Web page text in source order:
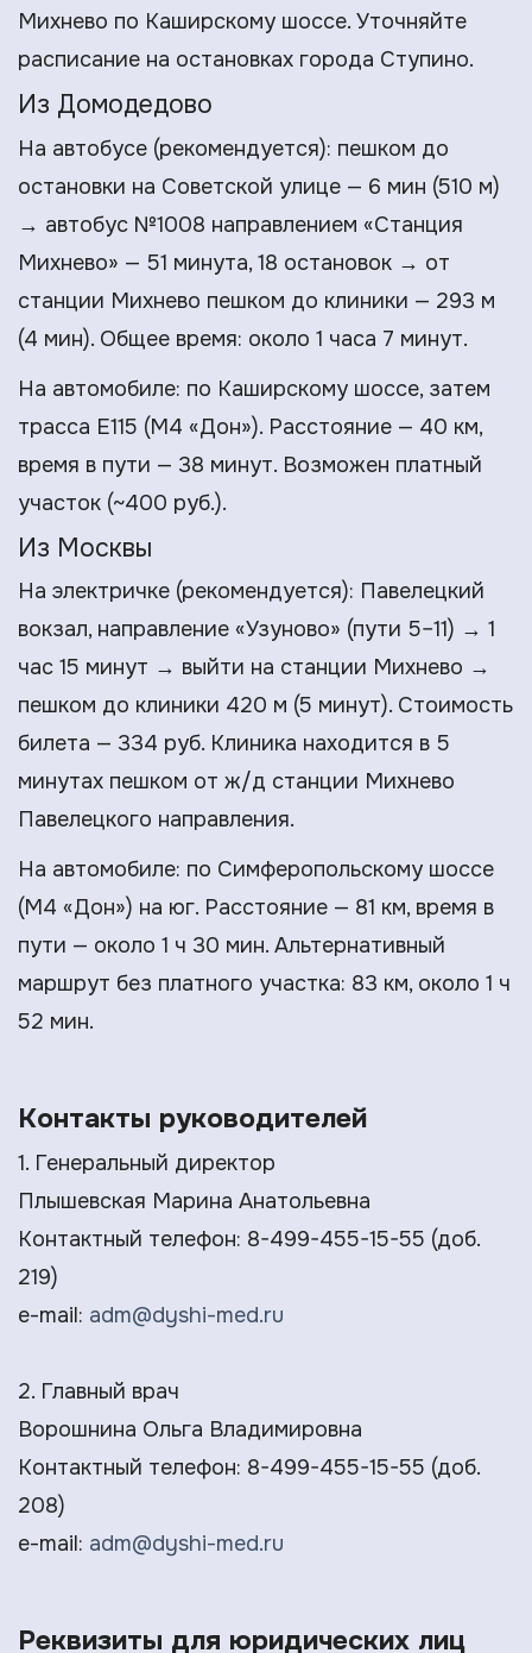
Михнево по Каширскому шоссе. Уточняйте
расписание на остановках города Ступино.
Из Домодедово
На автобусе (рекомендуется): пешком до
остановки на Советской улице — 6 мин (510 м)
→ автобус №1008 направлением «Станция
Михнево» — 51 минута, 18 остановок → от
станции Михнево пешком до клиники — 293 м
(4 мин). Общее время: около 1 часа 7 минут.
На автомобиле: по Каширскому шоссе, затем
трасса Е115 (М4 «Дон»). Расстояние — 40 км,
время в пути — 38 минут. Возможен платный
участок (~400 руб.).
Из Москвы
На электричке (рекомендуется): Павелецкий
вокзал, направление «Узуново» (пути 5–11) → 1
час 15 минут → выйти на станции Михнево →
пешком до клиники 420 м (5 минут). Стоимость
билета — 334 руб. Клиника находится в 5
минутах пешком от ж/д станции Михнево
Павелецкого направления.
На автомобиле: по Симферопольскому шоссе
(М4 «Дон») на юг. Расстояние — 81 км, время в
пути — около 1 ч 30 мин. Альтернативный
маршрут без платного участка: 83 км, около 1 ч
52 мин.
Контакты руководителей
1. Генеральный директор
Плышевская Марина Анатольевна
Контактный телефон: 8-499-455-15-55 (доб.
219)
e-mail: adm@dyshi-med.ru
2. Главный врач
Ворошнина Ольга Владимировна
Контактный телефон: 8-499-455-15-55 (доб.
208)
e-mail: adm@dyshi-med.ru
Реквизиты для юридических лиц